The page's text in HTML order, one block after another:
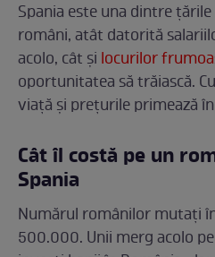
Spania este una dintre
români, atât datorită
acolo, cât și locurilor
oportunitatea să trăiască.
viață și prețurile primează
Cât îl costă pe un
Spania
Numărul românilor mutați
500.000. Unii merg acolo